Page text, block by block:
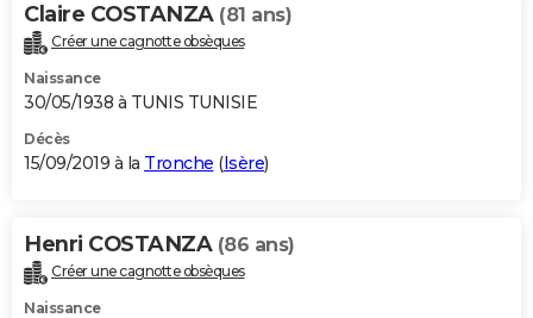
Claire COSTANZA (81 ans)
Créer une cagnotte obsèques
Naissance
30/05/1938 à TUNIS TUNISIE
Décès
15/09/2019 à la Tronche (Isère)
Henri COSTANZA (86 ans)
Créer une cagnotte obsèques
Naissance